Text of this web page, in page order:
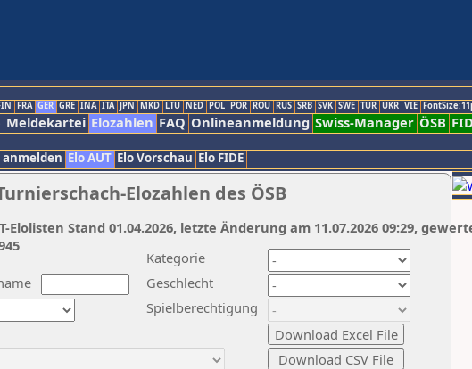
FRA GER GRE INA ITA JPN MKD LTU NED POL POR ROU RUS SRB SVK SWE TUR UKR VIE
Meldekartei Elozahlen FAQ Onlineanmeldung Swiss-Manager ÖSB
anmelden Elo AUT Elo Vorschau Elo FIDE
Elozahlen des ÖSB
Kategorie
Geschlecht
Spielberechtigung
Elolisten Stand 01.04.2026, letzte Änderung am 11.07.2026 09:29,